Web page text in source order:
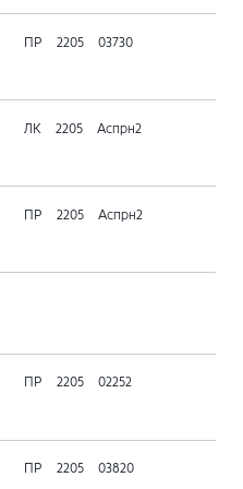
ПР 2205 03730
ЛК 2205 Аспрн2
ПР 2205 Аспрн2
ПР 2205 02252
ПР 2205 03820